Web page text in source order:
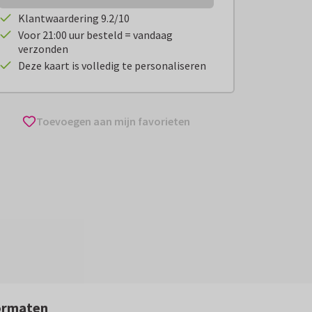
Klantwaardering 9.2/10
Voor 21:00 uur besteld = vandaag
verzonden
Deze kaart is volledig te personaliseren
Toevoegen aan mijn favorieten